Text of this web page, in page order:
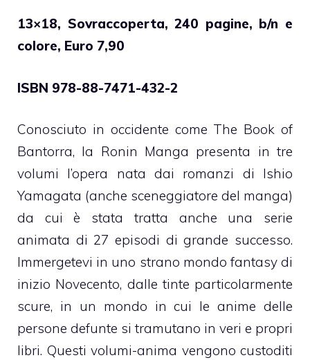
13×18, Sovraccoperta, 240 pagine, b/n e
colore, Euro 7,90
ISBN 978-88-7471-432-2
Conosciuto in occidente come The Book of
Bantorra, la Ronin Manga presenta in tre
volumi l’opera nata dai romanzi di Ishio
Yamagata (anche sceneggiatore del manga)
da cui è stata tratta anche una serie
animata di 27 episodi di grande successo.
Immergetevi in uno strano mondo fantasy di
inizio Novecento, dalle tinte particolarmente
scure, in un mondo in cui le anime delle
persone defunte si tramutano in veri e propri
libri. Questi volumi-anima vengono custoditi